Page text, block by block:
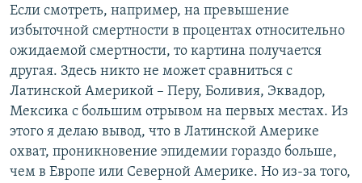
Если смотреть, например, на превышение
избыточной смертности в процентах относительно
ожидаемой смертности, то картина получается
другая. Здесь никто не может сравниться с
Латинской Америкой – Перу, Боливия, Эквадор,
Мексика с большим отрывом на первых местах. Из
этого я делаю вывод, что в Латинской Америке
охват, проникновение эпидемии гораздо больше,
чем в Европе или Северной Америке. Но из-за того,